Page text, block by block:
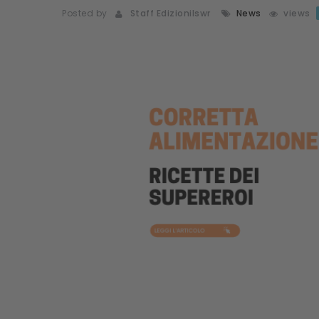
Posted by Staff Edizionilswr News views